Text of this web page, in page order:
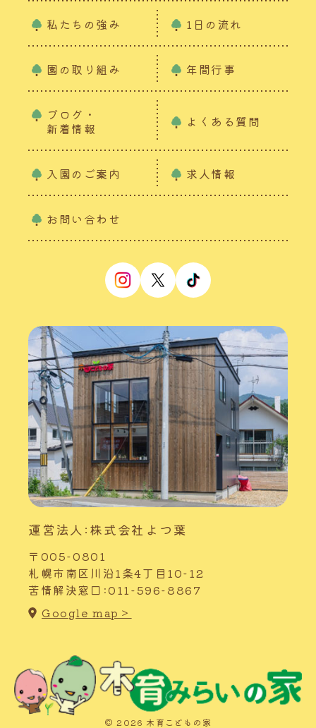
私たちの強み 1日の流れ
園の取り組み 年間行事
ブログ・
新着情報
よくある質問
入園のご案内 求人情報
お問い合わせ
運営法人:株式会社よつ葉
〒005-0801
札幌市南区川沿1条4丁目10-12
苦情解決窓口:011-596-8867
Google map＞
© 2026 木育こどもの家